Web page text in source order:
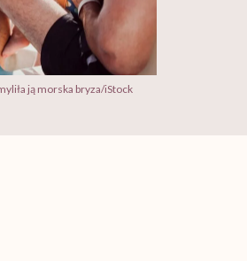
ją morska bryza/iStock